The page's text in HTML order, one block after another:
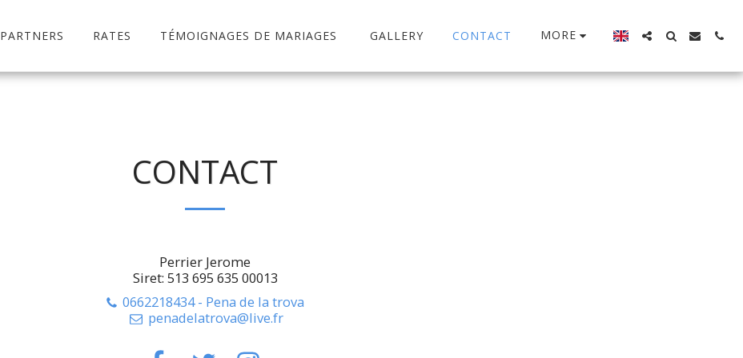
PARTNERS RATES TÉMOIGNAGES DE MARIAGES GALLERY CONTACT MORE
CONTACT
Perrier Jerome
Siret: 513 695 635 00013
0662218434- Pena de la trova
penadelatrova@live.fr